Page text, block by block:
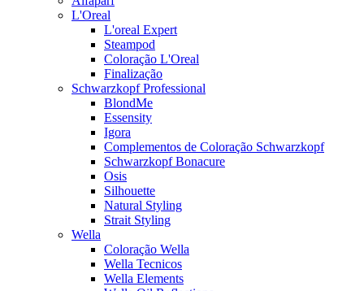
L'Oreal
L'oreal Expert
Steampod
Coloração L'Oreal
Finalização
Schwarzkopf Professional
BlondMe
Essensity
Igora
Complementos de Coloração Schwarzkopf
Schwarzkopf Bonacure
Osis
Silhouette
Natural Styling
Strait Styling
Wella
Coloração Wella
Wella Tecnicos
Wella Elements